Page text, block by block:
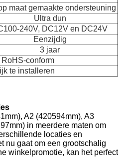
maat gemaakte ondersteuning
Ultra dun
240V, DC12V en DC24V
Eenzijdig
3 jaar
conform
te installeren
A2 (420594mm), A3
in meerdere maten om
locaties en
nu gaat om een grootschalig
winkelpromotie, kan het perfect